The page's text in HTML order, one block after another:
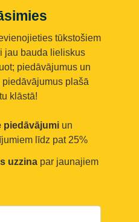
tūkstošiem
jau bauda lieliskus
piedāvājumus un
plašā
klāstā!
piedāvājumi un
līdz pat 25%
uzzina par jaunajiem